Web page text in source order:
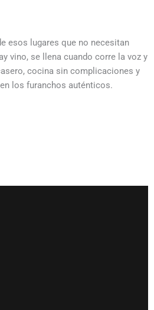
esos lugares que no necesitan
vino, se llena cuando corre la voz y
cocina sin complicaciones y
los furanchos auténticos.